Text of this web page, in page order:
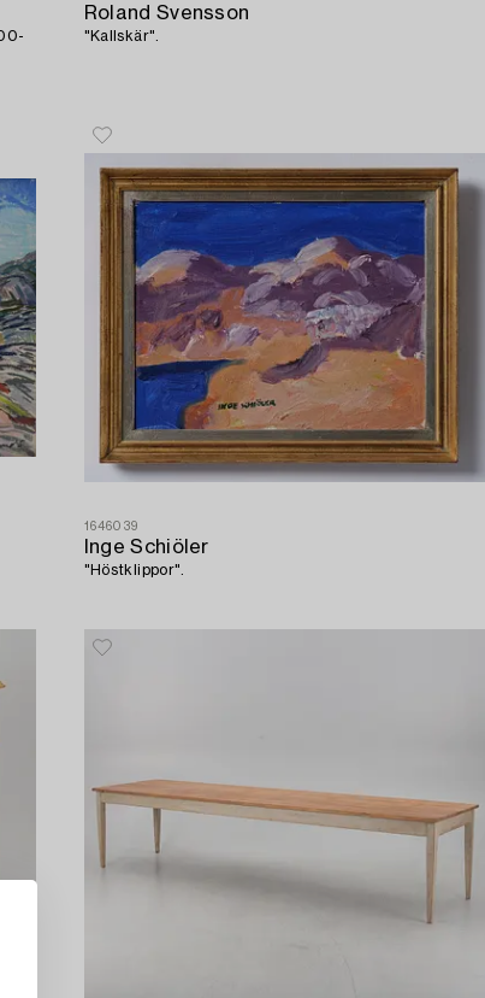
Roland Svensson
"Kallskär".
1646039
Inge Schiöler
"Höstklippor".